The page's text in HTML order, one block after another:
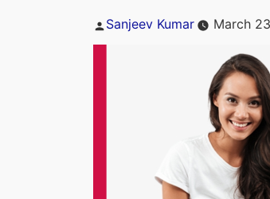
Posted
Sanjeev Kumar March